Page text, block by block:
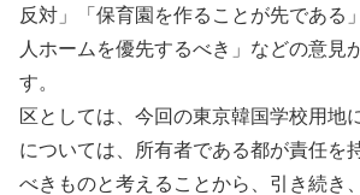
反対」「保育園を作ることが先である
人ホームを優先するべき」などの意見
す。
区としては、今回の東京韓国学校用地
については、所有者である都が責任を
べきものと考えることから、引き続き